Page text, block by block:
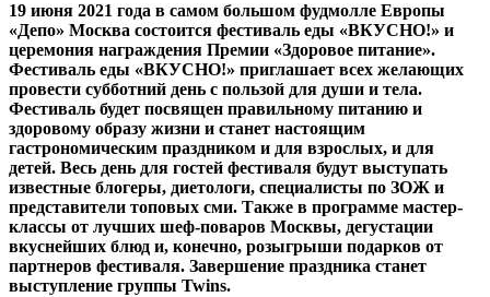
19 июня 2021 года в самом большом фудмолле Европы
«Депо» Москва состоится фестиваль еды «ВКУСНО!» и
церемония награждения Премии «Здоровое питание».
Фестиваль еды «ВКУСНО!» приглашает всех желающих
провести субботний день с пользой для души и тела.
Фестиваль будет посвящен правильному питанию и
здоровому образу жизни и станет настоящим
гастрономическим праздником и для взрослых, и для
детей. Весь день для гостей фестиваля будут выступать
известные блогеры, диетологи, специалисты по ЗОЖ и
представители топовых сми. Также в программе мастер-
классы от лучших шеф-поваров Москвы, дегустации
вкуснейших блюд и, конечно, розыгрыши подарков от
партнеров фестиваля. Завершение праздника станет
выступление группы Twins.